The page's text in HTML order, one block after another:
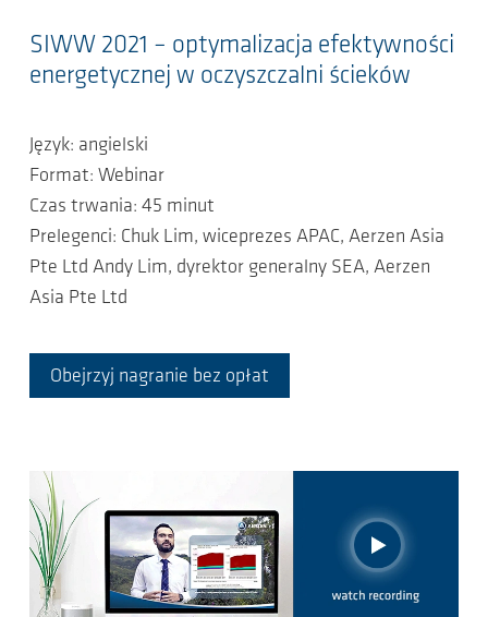
SIWW 2021 – optymalizacja efektywności
energetycznej w oczyszczalni ścieków
Język: angielski
Format: Webinar
Czas trwania: 45 minut
Prelegenci: Chuk Lim, wiceprezes APAC, Aerzen Asia
Pte Ltd Andy Lim, dyrektor generalny SEA, Aerzen
Asia Pte Ltd
Obejrzyj nagranie bez opłat